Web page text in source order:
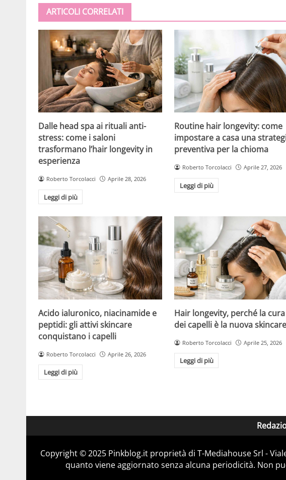
ARTICOLI CORRELATI
Dalle head spa ai rituali anti-
stress: come i saloni
trasformano l’hair longevity in
esperienza
Roberto Torcolacci Aprile 28, 2026
Leggi di più
Routine hair longevity: come
impostare a casa una
preventiva per la chioma
Roberto Torcolacci Aprile 27, 2026
Leggi di più
Acido ialuronico, niacinamide e
peptidi: gli attivi skincare
conquistano i capelli
Roberto Torcolacci Aprile 26, 2026
Leggi di più
Hair longevity, perché la cura
dei capelli è la nuova skincare
Roberto Torcolacci Aprile 25, 2026
Leggi di più
Copyright © 2025 Pinkblog.it proprietà di T-Mediahouse Srl -
quanto viene aggiornato senza alcuna periodicità. Non